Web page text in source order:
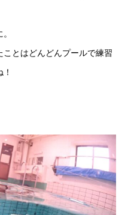
とはどんどんプールで練習